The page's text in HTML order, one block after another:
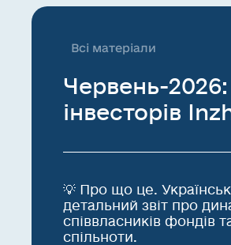
Всі матеріали
Червень-2026:
інвесторів
💡 Про що це.
детальний звіт про
співвласників фондів
спільноти.